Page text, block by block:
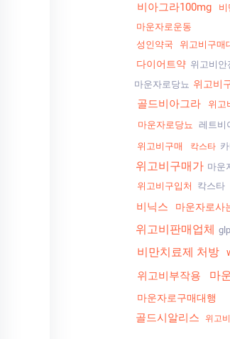
비아그라100mg 비
마운자로운동
성인약국
위고비구매
다이어트약 위고비안
마운자로당뇨 위고비
골드비아그라 위고
마운자로당뇨
레트비
위고비구매 칵스타
위고비구매가 마운
위고비구입처
칵스타
비닉스 마운자로사
위고비판매업체
비만치료제 처방
위고비부작용 마
마운자로구매대행
골드시알리스 위고